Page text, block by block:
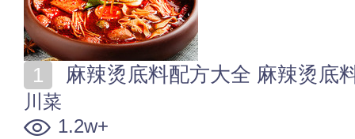
麻辣烫底料配方大全 麻辣烫底
川菜
1.2w+